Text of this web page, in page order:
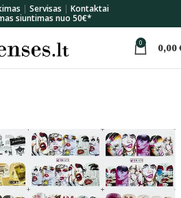
| Servisas | Kontaktai
siuntimas nuo 50€*
0 0,00